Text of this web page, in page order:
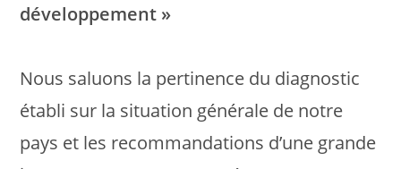
développement »
Nous saluons la pertinence du diagnostic
établi sur la situation générale de notre
pays et les recommandations d’une grande